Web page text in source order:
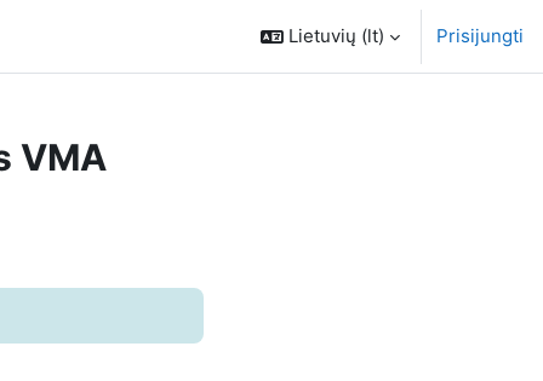
Lietuvių ‎(lt)‎ Prisijungti
VMA